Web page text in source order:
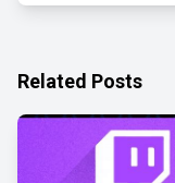
Related Posts